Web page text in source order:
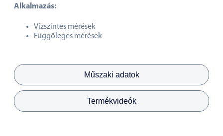
Műszaki adatok
Termékvideók
Alkalmazás:
Vízszintes mérések
Függőleges mérések